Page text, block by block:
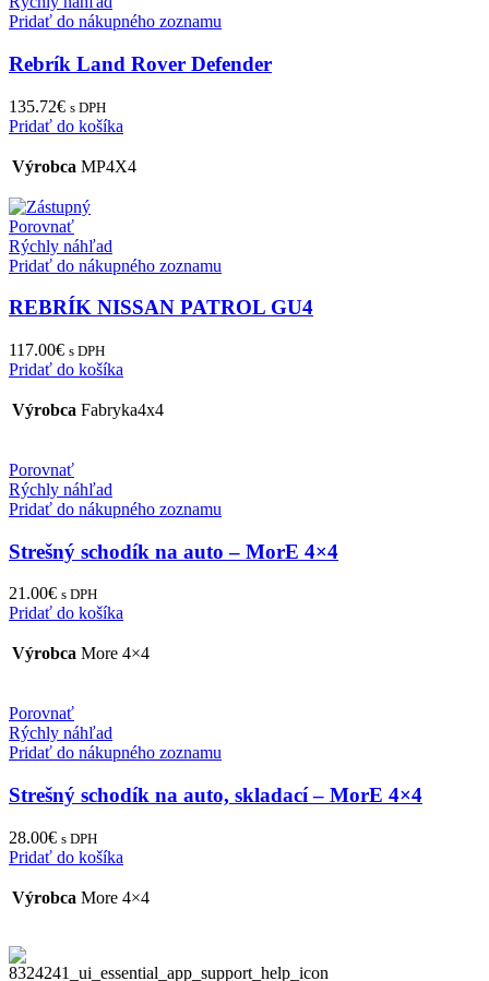
Pridať do nákupného zoznamu
Rebrík Land Rover Defender
135.72€ s DPH
Pridať do košíka
Výrobca MP4X4
Porovnať
Rýchly náhľad
Pridať do nákupného zoznamu
REBRÍK NISSAN PATROL GU4
117.00€ s DPH
Pridať do košíka
Výrobca Fabryka4x4
Porovnať
Rýchly náhľad
Pridať do nákupného zoznamu
Strešný schodík na auto – MorE 4×4
21.00€ s DPH
Pridať do košíka
Výrobca More 4×4
Porovnať
Rýchly náhľad
Pridať do nákupného zoznamu
Strešný schodík na auto, skladací – MorE 4×4
28.00€ s DPH
Pridať do košíka
Výrobca More 4×4